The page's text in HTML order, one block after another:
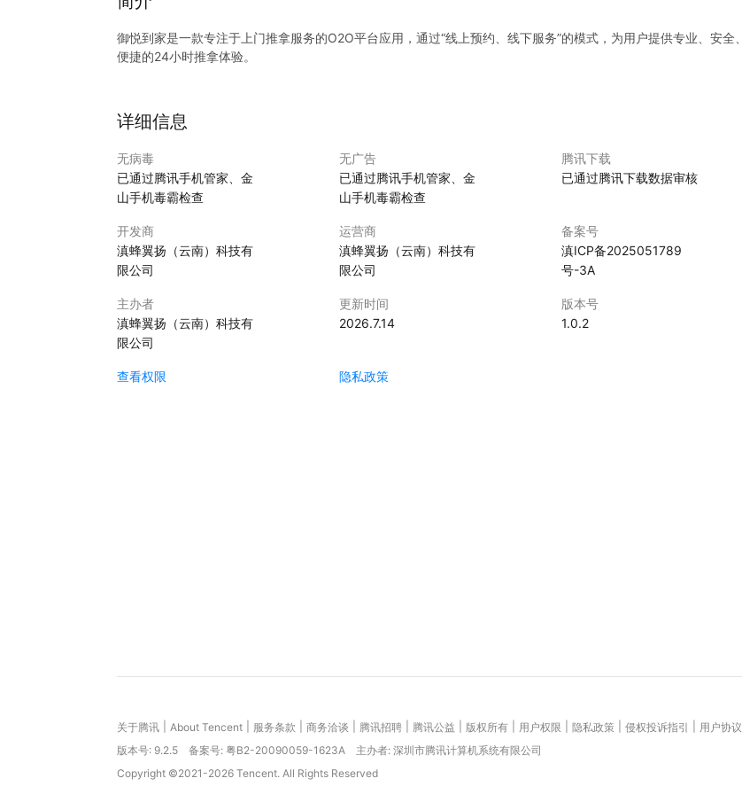
御悦到家是一款专注于上门推拿服务的O2O平台应用，通过“线上预约、线下服务”的模式，为用户提供专业、安全、
便捷的24小时推拿体验。
详细信息
无病毒
已通过腾讯手机管家、金
山手机毒霸检查
无广告
已通过腾讯手机管家、金
山手机毒霸检查
腾讯下载
已通过腾讯下载数据审核
开发商
滇蜂翼扬（云南）科技有
限公司
运营商
滇蜂翼扬（云南）科技有
限公司
备案号
滇ICP备2025051789
号-3A
主办者
滇蜂翼扬（云南）科技有
限公司
更新时间
2026.7.14
版本号
1.0.2
查看权限 隐私政策
关于腾讯 About Tencent 服务条款 商务洽谈 腾讯招聘 腾讯公益 版权所有 用户权限 隐私政策 侵权投诉指引
用户协议
版本号: 9.2.5 备案号: 粤B2-20090059-1623A
主办者: 深圳市腾讯计算机系统有限公司
Copyright ©2021-2026 Tencent. All Rights Reserved